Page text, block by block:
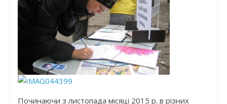
Починаючи з листопада місяці 2015 р. в різних